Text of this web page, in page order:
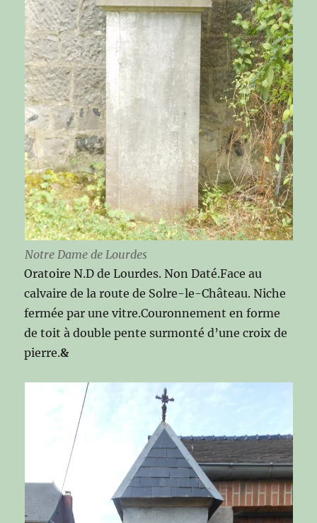
Notre Dame de Lourdes
Oratoire N.D de Lourdes. Non Daté.Face au
calvaire de la route de Solre-le-Château. Niche
fermée par une vitre.Couronnement en forme
de toit à double pente surmonté d’une croix de
pierre.&